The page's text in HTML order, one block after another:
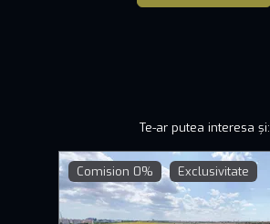
Te-ar putea interesa și:
Comision 0% Exclusivitate